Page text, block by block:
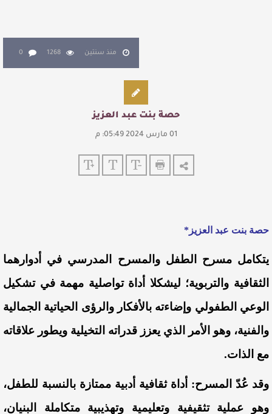
منذ سنتين 1268
0
حصة بنت عبد العزيز
01 مارس 2024 05:49: م
حصة بنت عبد العزيز*
يتكامل مسرح الطفل والمسرح المدرسي في أدوارهما
الثقافية والتربوية؛ ليشكلا أداة تواصلية مهمة في تشكيل
الوعي الطفولي وإضاءته بالأفكار والرؤى الحياتية الجمالية
والفنية، وهو الأمر الذي يعزز قدراته التخيلية ويطور علاقاته
مع الذات.
وقد عُدّ المسرح: أداة ثقافية أدبية ممتازة بالنسبة للطفل،
وهو عملية تثقيفية وتعليمية وتهذيبية متكاملة البنيان،